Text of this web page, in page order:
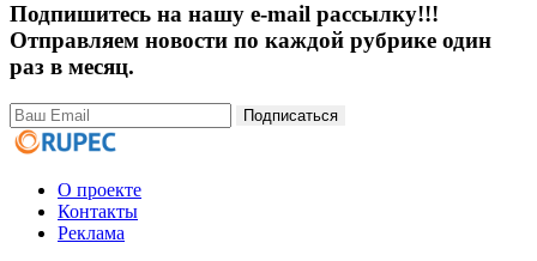
Подпишитесь на нашу e-mail рассылку!!!
Отправляем новости по каждой рубрике один
раз в месяц.
Подписаться
О проекте
Контакты
Реклама